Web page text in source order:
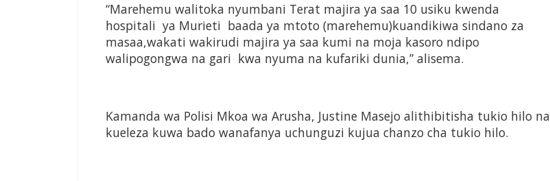
“Marehemu walitoka nyumbani Terat majira ya saa 10 usiku kwenda
hospitali ya Murieti baada ya mtoto (marehemu)kuandikiwa sindano za
masaa,wakati wakirudi majira ya saa kumi na moja kasoro ndipo
walipogongwa na gari kwa nyuma na kufariki dunia,” alisema.
Kamanda wa Polisi Mkoa wa Arusha, Justine Masejo alithibitisha tukio hilo na
kueleza kuwa bado wanafanya uchunguzi kujua chanzo cha tukio hilo.